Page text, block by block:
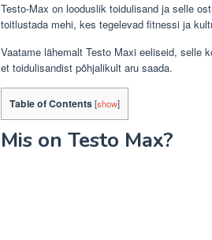
Testo-Max on looduslik toidulisand ja selle
toitlustada mehi, kes tegelevad fitnessi ja
Vaatame lähemalt Testo Maxi eeliseid, selle
et toidulisandist põhjalikult aru saada.
Table of Contents[show]
Mis on Testo Max?